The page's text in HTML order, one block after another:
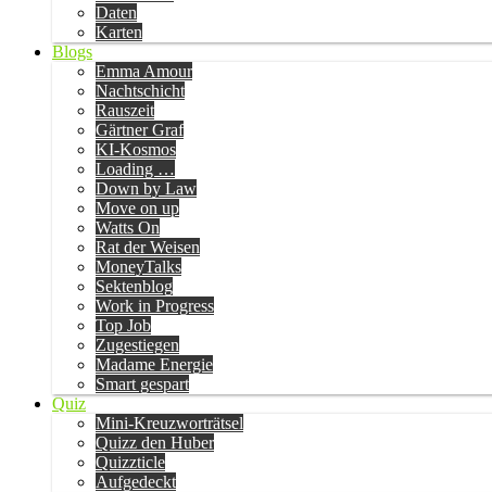
Daten
Karten
Blogs
Emma Amour
Nachtschicht
Rauszeit
Gärtner Graf
KI-Kosmos
Loading …
Down by Law
Move on up
Watts On
Rat der Weisen
MoneyTalks
Sektenblog
Work in Progress
Top Job
Zugestiegen
Madame Energie
Smart gespart
Quiz
Mini-Kreuzworträtsel
Quizz den Huber
Quizzticle
Aufgedeckt